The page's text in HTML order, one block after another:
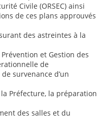
Civile (ORSEC) ainsi
de ces plans approuvés
des astreintes à la
et Gestion des
de
survenance d’un
Préfecture, la préparation
des salles et du